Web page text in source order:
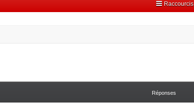
Raccourcis
Réponses